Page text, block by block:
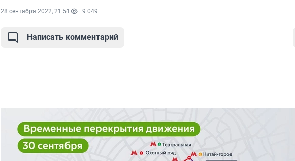
28 сентября 2022, 21:51 9 049
Написать комментарий